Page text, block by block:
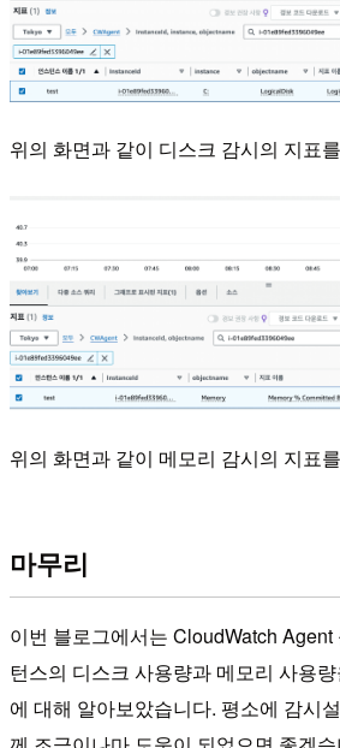
위의 화면과 같이 디스크 감시의 지표
위의 화면과 같이 메모리 감시의 지표
마무리
이번 블로그에서는 CloudWatch
턴스의 디스크 사용량과 메모리 사용
에 대해 알아보았습니다. 평소에 감시